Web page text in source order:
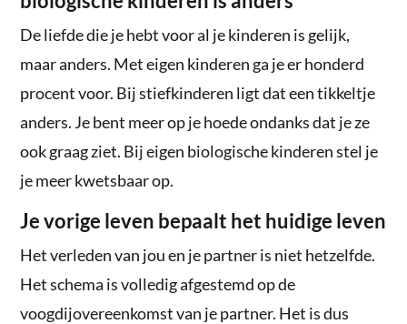
De liefde die je hebt voor al je kinderen is gelijk,
maar anders. Met eigen kinderen ga je er honderd
procent voor. Bij stiefkinderen ligt dat een tikkeltje
anders. Je bent meer op je hoede ondanks dat je ze
ook graag ziet. Bij eigen biologische kinderen stel je
je meer kwetsbaar op.
Je vorige leven bepaalt het huidige leven
Het verleden van jou en je partner is niet hetzelfde.
Het schema is volledig afgestemd op de
voogdijovereenkomst van je partner. Het is dus